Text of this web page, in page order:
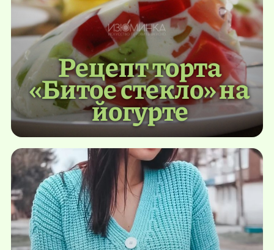
Рецепт торта
«Битое стекло» на
йогурте